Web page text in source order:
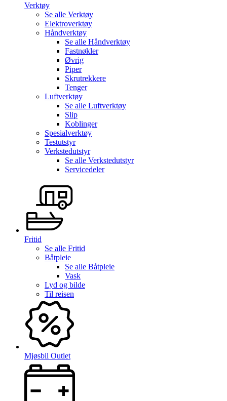
Verktøy
Se alle Verktøy
Elektroverktøy
Håndverktøy
Se alle Håndverktøy
Fastnøkler
Øvrig
Piper
Skrutrekkere
Tenger
Luftverktøy
Se alle Luftverktøy
Slip
Koblinger
Spesialverktøy
Testutstyr
Verkstedutstyr
Se alle Verkstedutstyr
Servicedeler
Fritid
Se alle Fritid
Båtpleie
Se alle Båtpleie
Vask
Lyd og bilde
Til reisen
Mjøsbil Outlet